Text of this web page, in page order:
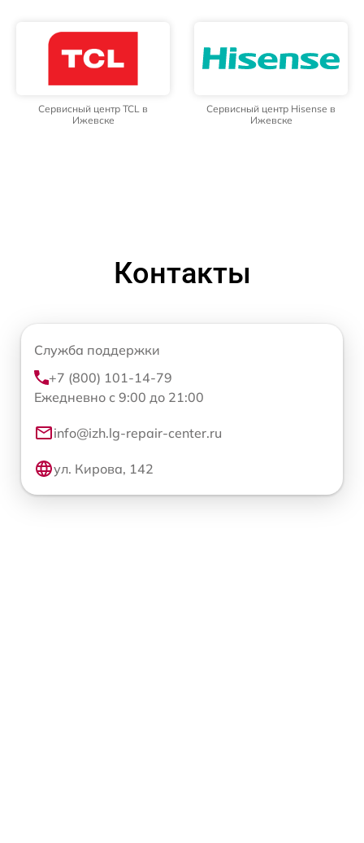
Сервисный центр TCL в
Ижевске
Сервисный центр Hisense в
Ижевске
Контакты
Служба поддержки
+7 (800) 101-14-79
Ежедневно с 9:00 до 21:00
info@izh.lg-repair-center.ru
ул. Кирова, 142